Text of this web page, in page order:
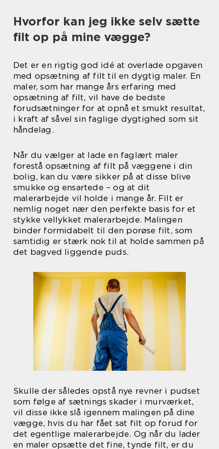
Hvorfor kan jeg ikke selv sætte
filt op på mine vægge?
Det er en rigtig god idé at overlade opgaven
med opsætning af filt til en dygtig maler. En
maler, som har mange års erfaring med
opsætning af filt, vil have de bedste
forudsætninger for at opnå et smukt resultat,
i kraft af såvel sin faglige dygtighed som sit
håndelag.
Når du vælger at lade en faglært maler
forestå opsætning af filt på væggene i din
bolig, kan du være sikker på at disse blive
smukke og ensartede – og at dit
malerarbejde vil holde i mange år. Filt er
nemlig noget nær den perfekte basis for et
stykke vellykket malerarbejde. Malingen
binder formidabelt til den porøse filt, som
samtidig er stærk nok til at holde sammen på
det bagved liggende puds.
Skulle der således opstå nye revner i pudset
som følge af sætnings skader i murværket,
vil disse ikke slå igennem malingen på dine
vægge, hvis du har fået sat filt op forud for
det egentlige malerarbejde. Og når du lader
en maler opsætte det fine, tynde filt, er du